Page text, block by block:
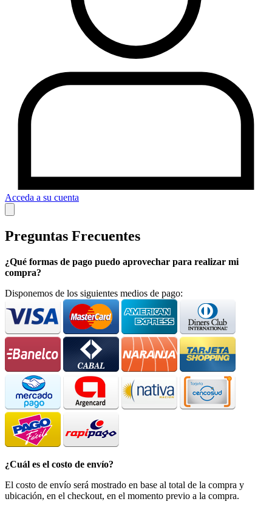
Acceda a su cuenta
Preguntas Frecuentes
¿Qué formas de pago puedo aprovechar para realizar mi
compra?
Disponemos de los siguientes medios de pago:
¿Cuál es el costo de envío?
El costo de envío será mostrado en base al total de la compra y
ubicación, en el checkout, en el momento previo a la compra.